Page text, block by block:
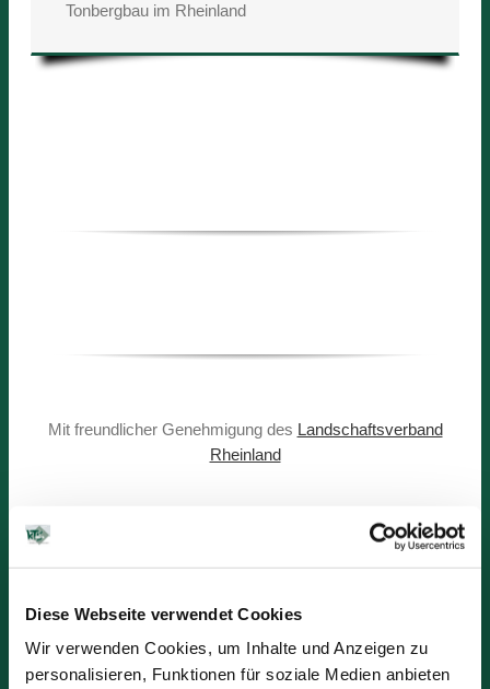
Diese Webseite verwendet Cookies
Wir verwenden Cookies, um Inhalte und Anzeigen zu
personalisieren, Funktionen für soziale Medien anbieten
Tonbergbau im Rheinland
Mit freundlicher Genehmigung des Landschaftsverband
Rheinland